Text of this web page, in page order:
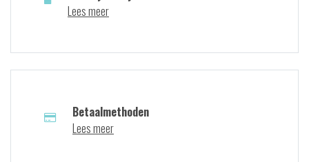
Lees meer
Betaalmethoden
Lees meer